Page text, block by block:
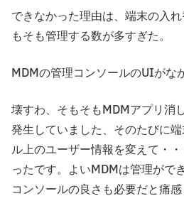
できなかった理由は、端末の入
もそも管理する数が多すぎた。
MDMの管理コンソールのUIがな
壊すわ、そもそもMDMアプリ消
発生していました、そのたびに
ル上のユーザー情報を変えて・
ったです。よいMDMは管理がで
コンソールの良さも必要だと痛感